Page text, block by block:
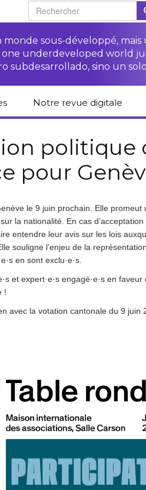
sous-développé,
underdeveloped world
subdesarrollado, sino un
les droits
paysan.nes”
à la justice
les paysan.nes
de formation
droits des
des
à la justice
les victimes des
droits Collection droits
humains
Notre revue digitale
pour un autre
développement
Lendemains
solidaires dans les
politique
pour
le 9 juin prochain. Elle promeut
la nationalité. En cas d’acceptation
entendre leur avis sur les lois
souligne l’enjeu de la
en sont exclu·e·s.
et expert·e·s engagé·e·s en faveur
!
avec la votation cantonale du 9 juin